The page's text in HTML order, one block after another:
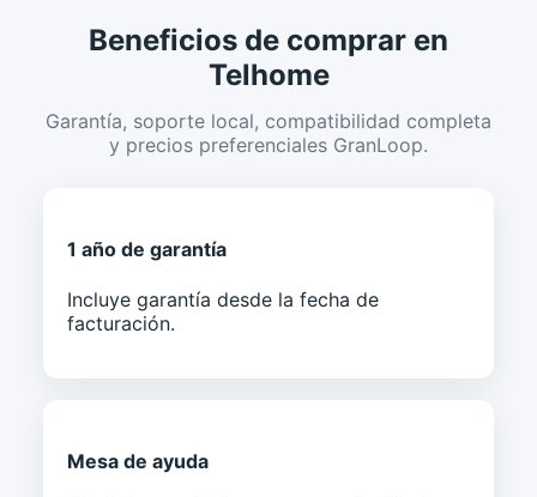
Beneficios de comprar en
Telhome
Garantía, soporte local, compatibilidad completa
y precios preferenciales GranLoop.
1 año de garantía
Incluye garantía desde la fecha de
facturación.
Mesa de ayuda